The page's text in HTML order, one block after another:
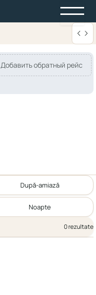
Добавить обратный рейс
După-amiază
Noapte
0 rezultate